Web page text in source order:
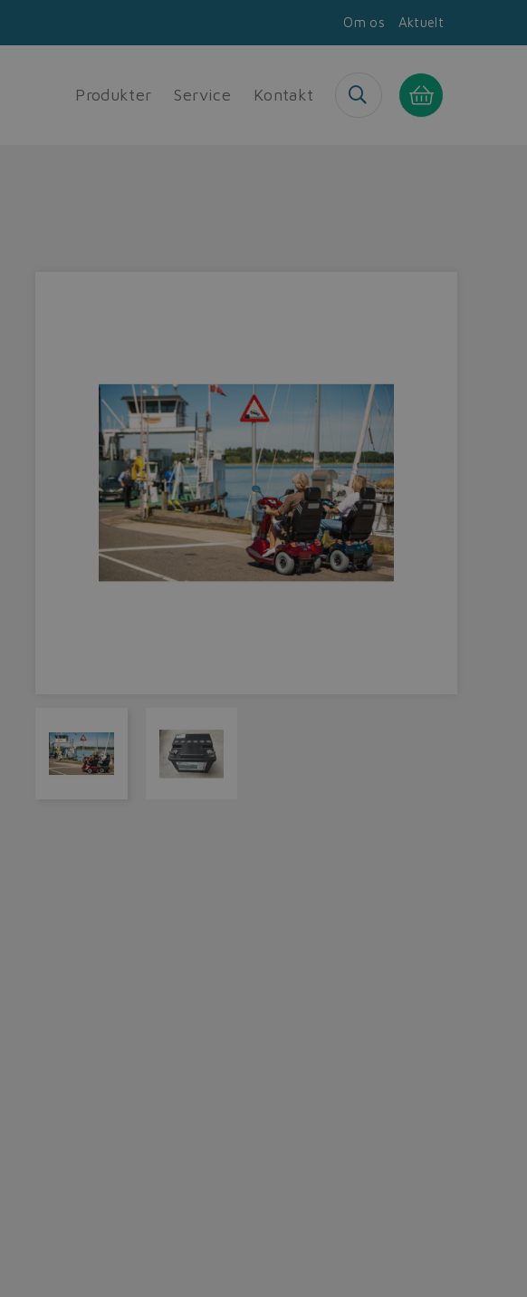
Om os Aktuelt
Produkter Service Kontakt